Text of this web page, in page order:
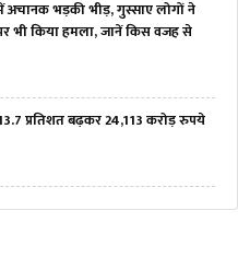
भड़की भीड़, गुस्साए लोगों ने
भी किया हमला, जानें किस वजह से
प्रतिशत बढ़कर 24,113 करोड़ रुपये